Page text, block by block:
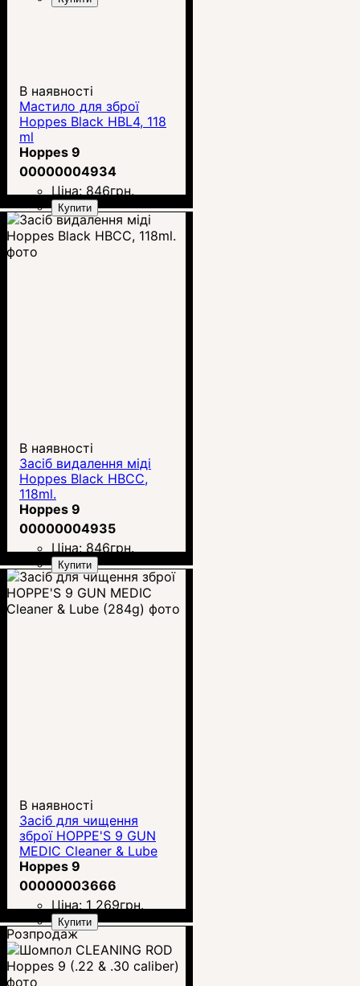
В наявності
Мастило для зброї
Hoppes Black HBL4, 118
ml
Hoppes 9
00000004934
Ціна: 846грн.
Купити
В наявності
Засіб видалення міді
Hoppes Black HBCC,
118ml.
Hoppes 9
00000004935
Ціна: 846грн.
Купити
В наявності
Засіб для чищення
зброї HOPPE'S 9 GUN
MEDIC Cleaner & Lube
(284g)
Hoppes 9
00000003666
Ціна: 1 269грн.
Купити
Розпродаж